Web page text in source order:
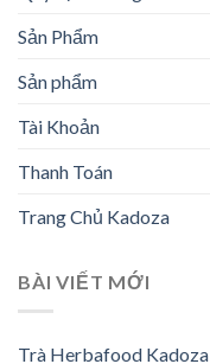
Sản Phẩm
Sản phẩm
Tài Khoản
Thanh Toán
Trang Chủ Kadoza
BÀI VIẾT MỚI
Trà Herbafood Kadoza